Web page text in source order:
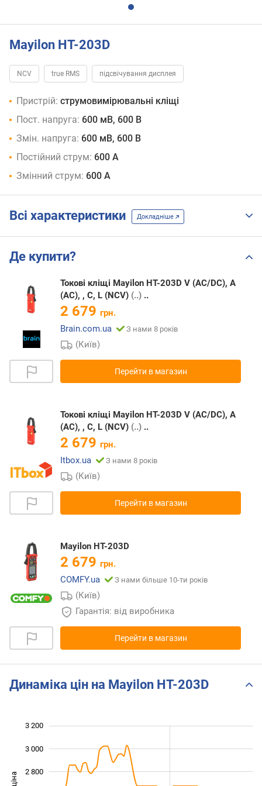
Mayilon HT-203D
NCV true RMS підсвічування дисплея
Пристрій: струмовимірювальні кліщі
Пост. напруга: 600 мВ, 600 В
Змін. напруга: 600 мВ, 600 В
Постійний струм: 600 А
Змінний струм: 600 А
Всі характеристики Докладніше
Де купити?
Токові кліщі Mayilon HT-203D V (AC/DC), A
(AC), , C, L (NCV) (..) ..
2 679 грн.
Brain.com.ua
З нами 8 років
(Київ)
Перейти в магазин
Токові кліщі Mayilon HT-203D V (AC/DC), A
(AC), , C, L (NCV) (..) ..
2 679 грн.
Itbox.ua
З нами 8 років
(Київ)
Перейти в магазин
Mayilon HT-203D
2 679 грн.
COMFY.ua
З нами більше 10-ти років
(Київ)
Гарантія: від виробника
Перейти в магазин
Динаміка цін на Mayilon HT-203D
2 800
3 000
3 200